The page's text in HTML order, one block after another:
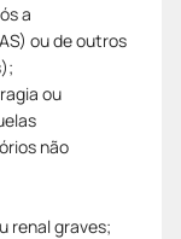
a
ou de outros
ou
não
renal graves;